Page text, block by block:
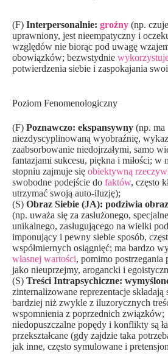
(F) Interpersonalnie: groźny (np.
uprawniony, jest nieempatyczny i
względów nie biorąc pod uwagę
obowiązków; bezwstydnie
potwierdzenia siebie i zaspokajania
Poziom Fenomenologiczny
(F) Poznawczo: ekspansywny (np. ma
niezdyscyplinowaną wyobraźnię,
zaabsorbowanie niedojrzałymi, samo
fantazjami sukcesu, piękna i miłości; w
stopniu zajmuje się obiektywną
swobodne podejście do faktów, często
utrzymać swoją auto-iluzję);
(S) Obraz Siebie (JA): podziwia obraz
(np. uważa się za zasłużonego,
unikalnego, zasługującego na wielki
imponujący i pewny siebie sposób,
współmiernych osiągnięć; ma bardzo
własnej wartości, pomimo postrzegania
jako nieuprzejmy, arogancki i
(S) Treści Intrapsychiczne:
zinternalizowane reprezentacje składają
bardziej niż zwykle z iluzorycznych
wspomnienia z poprzednich związków;
niedopuszczalne popędy i konflikty są
przekształcane (gdy zajdzie taka
jak inne, często symulowane i